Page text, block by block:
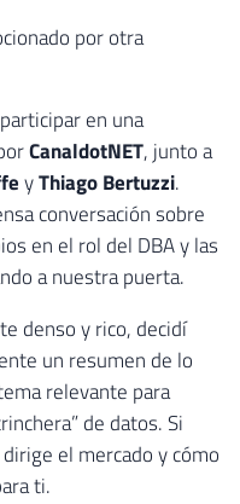
por otra
en una
CanaldotNET, junto a
yThiago Bertuzzi.
conversación sobre
en el rol del DBA y las
a nuestra puerta.
denso y rico, decidí
un resumen de lo
relevante para
de datos. Si
el mercado y cómo
ti.